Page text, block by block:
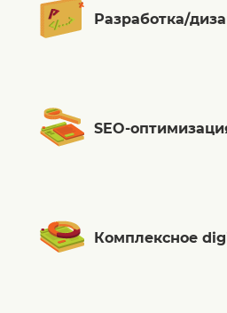
Разработка/
SEO-
Комплексное